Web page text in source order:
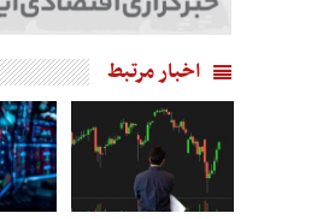
اخبار مرتبط